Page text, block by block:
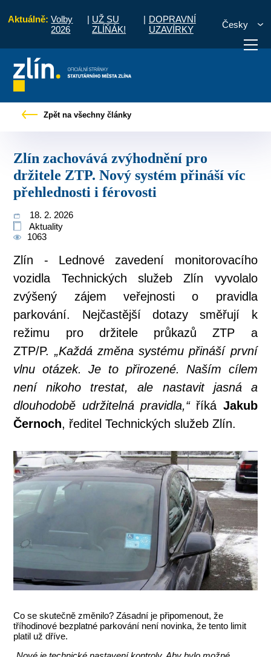
Aktuálně: Volby
2026
| UŽ SU
ZLÍŇÁK!
| DOPRAVNÍ
UZAVÍRKY
Česky
vyřídit Potřebuji zaplatit
Zpět na všechny články
Zlín zachovává zvýhodnění pro
držitele ZTP. Nový systém přináší víc
přehlednosti i férovosti
18. 2. 2026
Aktuality
1063
Zlín - Lednové zavedení monitorovacího
vozidla Technických služeb Zlín vyvolalo
zvýšený zájem veřejnosti o pravidla
parkování. Nejčastější dotazy směřují k
režimu pro držitele průkazů ZTP a
ZTP/P. „Každá změna systému přináší první
vlnu otázek. Je to přirozené. Naším cílem
není nikoho trestat, ale nastavit jasná a
dlouhodobě udržitelná pravidla,“říká Jakub
Černoch, ředitel Technických služeb Zlín.
Co se skutečně změnilo? Zásadní je připomenout, že
tříhodinové bezplatné parkování není novinka, že tento limit
platil už dříve.